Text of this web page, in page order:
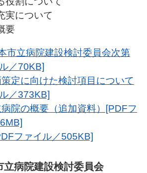
実について
要
市立病院建設検討委員会次第
／70KB]
定に向けた検討項目について
／373KB]
院の概要（追加資料）[PDFフ
ファイル／505KB]
病院建設検討委員会